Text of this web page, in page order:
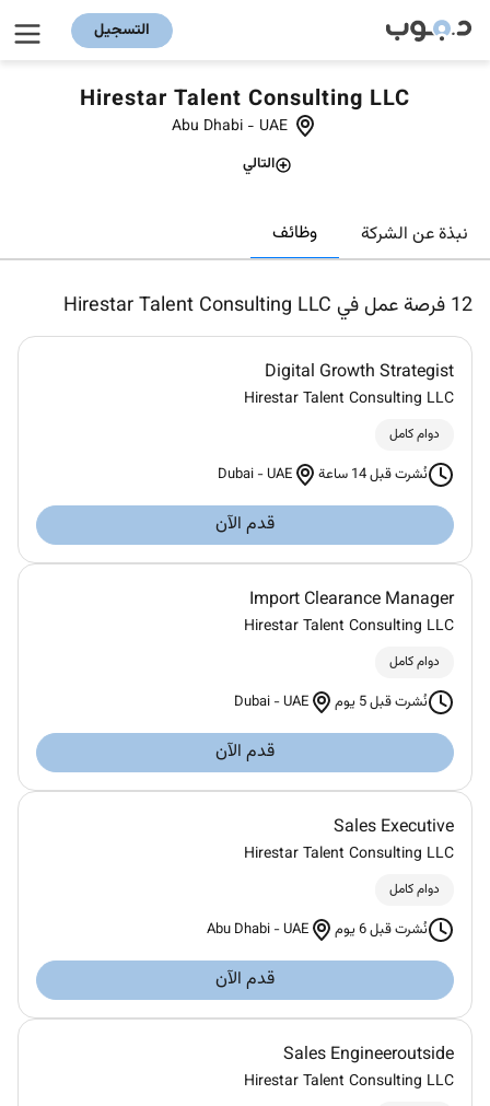
التسجيل
Hirestar Talent Consulting LLC
Abu Dhabi - UAE
التالي
نبذة عن الشركة وظائف
12 فرصة عمل في Hirestar Talent Consulting LLC
Digital Growth Strategist
Hirestar Talent Consulting LLC
دوام كامل
نُشرت قبل 14 ساعة Dubai -UAE
قدم الآن
Import Clearance Manager
Hirestar Talent Consulting LLC
دوام كامل
نُشرت قبل 5 يوم Dubai -UAE
قدم الآن
Sales Executive
Hirestar Talent Consulting LLC
دوام كامل
نُشرت قبل 6 يوم Abu Dhabi -UAE
قدم الآن
Sales Engineeroutside
Hirestar Talent Consulting LLC